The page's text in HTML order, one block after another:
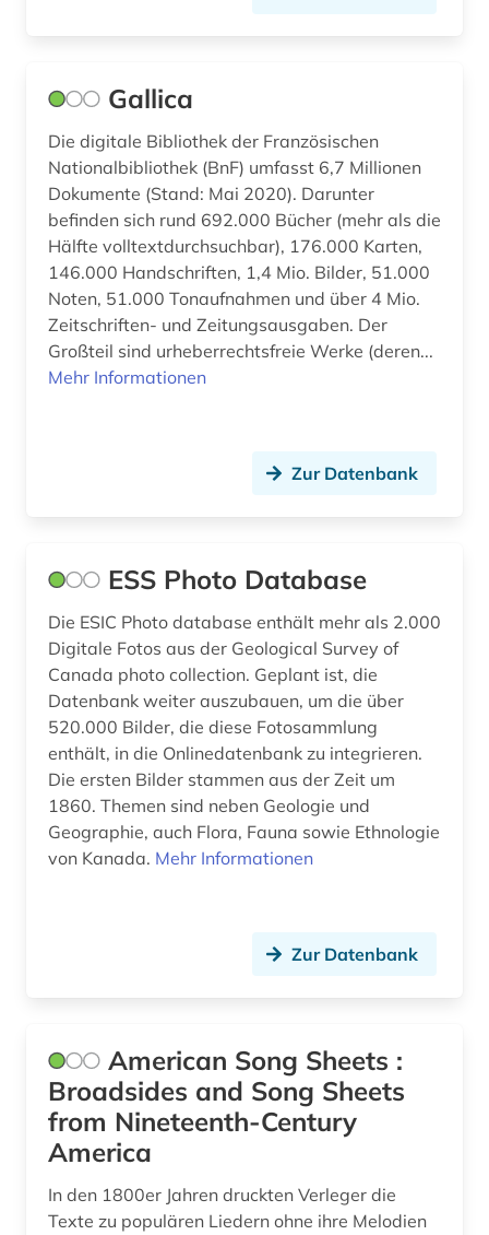
bunker (2)
burkina faso (1)
business (1)
bærum (1)
böhmen (1)
bürgerrechtsbewegung (3)
cad (1)
capello (1)
carl de (1)
cartoon (1)
caspar david (3)
charles (1)
chemical apparatus (1)
china (9)
chirurgie (4)
chorgestühl (1)
Gallica
Die digitale Bibliothek der Französischen
Nationalbibliothek (BnF) umfasst 6,7 Millionen
Dokumente (Stand: Mai 2020). Darunter
befinden sich rund 692.000 Bücher (mehr als die
Hälfte volltextdurchsuchbar), 176.000 Karten,
146.000 Handschriften, 1,4 Mio. Bilder, 51.000
Noten, 51.000 Tonaufnahmen und über 4 Mio.
Zeitschriften- und Zeitungsausgaben. Der
Großteil sind urheberrechtsfreie Werke (deren...
Mehr Informationen
Zur Datenbank
ESS Photo Database
Die ESIC Photo database enthält mehr als 2.000
Digitale Fotos aus der Geological Survey of
Canada photo collection. Geplant ist, die
Datenbank weiter auszubauen, um die über
520.000 Bilder, die diese Fotosammlung
enthält, in die Onlinedatenbank zu integrieren.
Die ersten Bilder stammen aus der Zeit um
1860. Themen sind neben Geologie und
Geographie, auch Flora, Fauna sowie Ethnologie
von Kanada. Mehr Informationen
Zur Datenbank
American Song Sheets :
Broadsides and Song Sheets
from Nineteenth-Century
America
In den 1800er Jahren druckten Verleger die
Texte zu populären Liedern ohne ihre Melodien